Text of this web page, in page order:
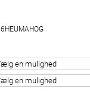
6HEUMAHOG